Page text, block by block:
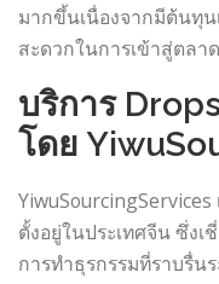
มากขึ้นเนื่องจากมีต้นทุ
สะดวกในการเข้าสู่ตลา
บริการ
โดย
ตั้งอยู่ในประเทศจีน ซึ่ง
การทำธุรกรรมที่ราบรื่น